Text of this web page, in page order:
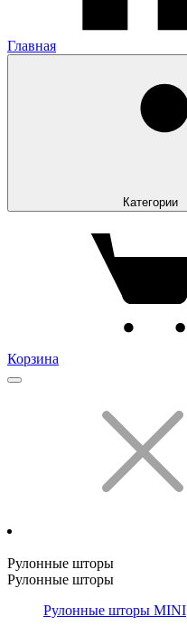
Главная
Категории
Корзина
Рулонные шторы
Рулонные шторы
Рулонные шторы MINI